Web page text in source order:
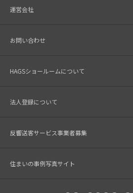
運営会社
お問い合わせ
HAGSショールームについて
法人登録について
反響送客サービス事業者募集
住まいの事例写真サイト